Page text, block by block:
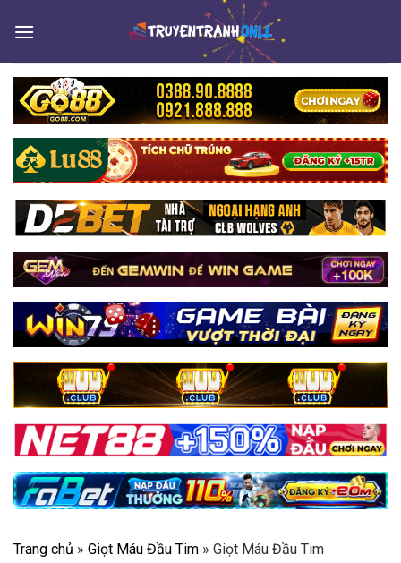
Trang chủ » Giọt Máu Đầu Tim » Giọt Máu Đầu Tim